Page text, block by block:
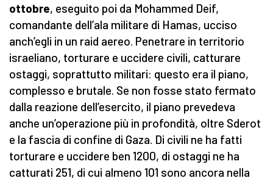
ottobre, eseguito poi da Mohammed Deif,
comandante dell’ala militare di Hamas, ucciso
anch’egli in un raid aereo. Penetrare in territorio
israeliano, torturare e uccidere civili, catturare
ostaggi, soprattutto militari: questo era il piano,
complesso e brutale. Se non fosse stato fermato
dalla reazione dell’esercito, il piano prevedeva
anche un’operazione più in profondità, oltre Sderot
e la fascia di confine di Gaza. Di civili ne ha fatti
torturare e uccidere ben 1200, di ostaggi ne ha
catturati 251, di cui almeno 101 sono ancora nella